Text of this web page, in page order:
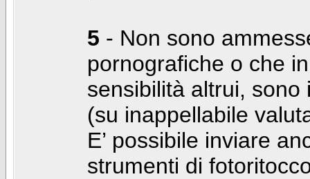
5 - Non sono
pornografiche o che
sensibilità altrui,
(su inappellabile
E’ possibile inviare
strumenti di